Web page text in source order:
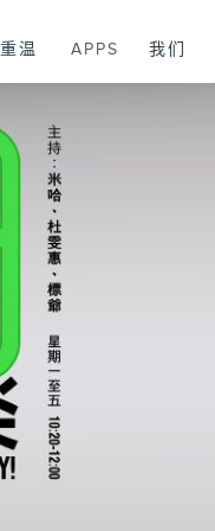
重温 APPS 我们